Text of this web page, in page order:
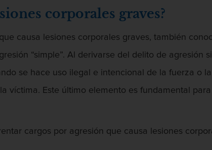
corporales graves?
causa lesiones corporales graves, también
“simple”. Al derivarse del delito de agresión
se hace uso ilegal e intencional de la fuerza o
víctima. Este último elemento es fundamental
cargos por agresión que causa lesiones